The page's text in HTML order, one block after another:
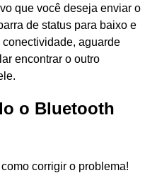
que você deseja enviar o
de status para baixo e
aguarde
encontrar o outro
o Bluetooth
corrigir o problema!